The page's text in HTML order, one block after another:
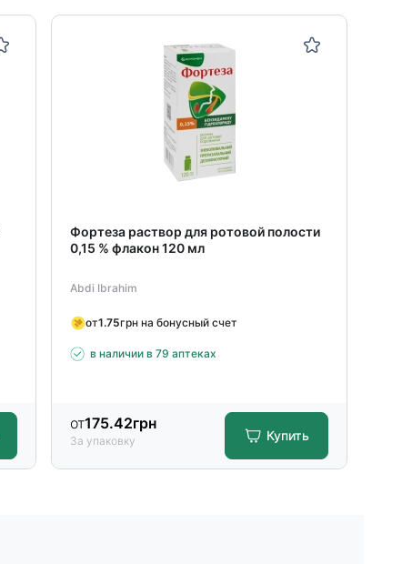
Фортеза раствор для ротовой полости
0,15 % флакон 120 мл
Abdi Ibrahim
от1.75грн на бонусный счет
в наличии в 79 аптеках
от175.42грн
За упаковку Купить